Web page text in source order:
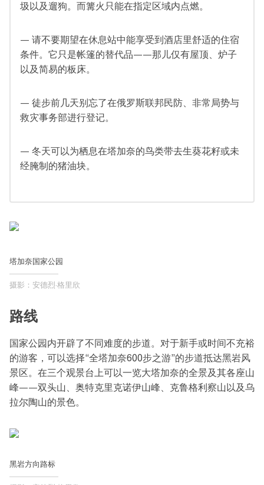
圾以及遛狗。而篝火只能在指定区域内点燃。
— 请不要期望在休息站中能享受到酒店里舒适的住宿
条件。它只是帐篷的替代品——那儿仅有屋顶、炉子
以及简易的板床。
— 徒步前几天别忘了在俄罗斯联邦民防、非常局势与
救灾事务部进行登记。
— 冬天可以为栖息在塔加奈的鸟类带去生葵花籽或未
经腌制的猪油块。
塔加奈国家公园
摄影：安德烈·格里欣
路线
国家公园内开辟了不同难度的步道。对于新手或时间不充裕
的游客，可以选择“全塔加奈600步之游”的步道抵达黑岩风
景区。在三个观景台上可以一览大塔加奈的全景及其各座山
峰——双头山、奥特克里克诺伊山峰、克鲁格利察山以及乌
拉尔陶山的景色。
黑岩方向路标